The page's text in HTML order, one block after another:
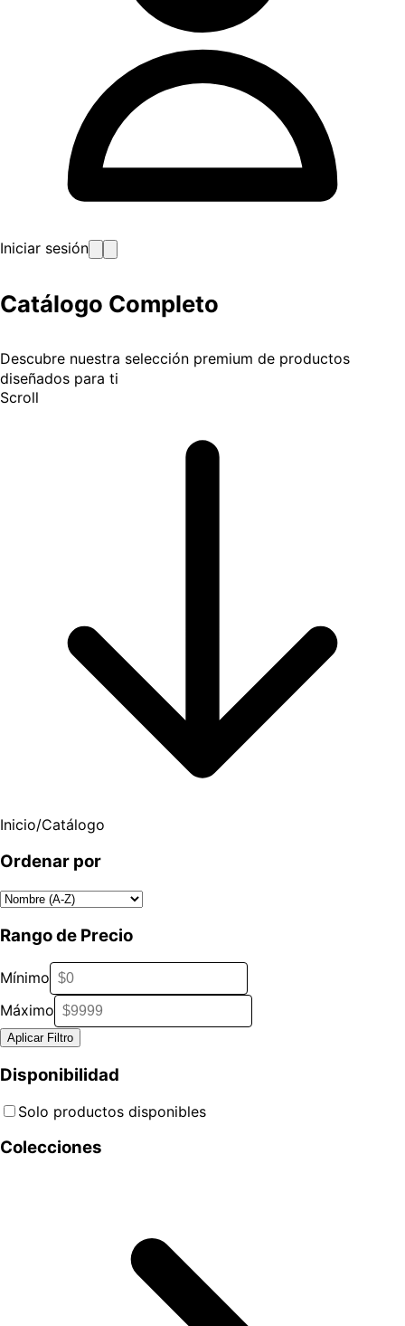
Iniciar sesión
Catálogo Completo
Descubre nuestra selección premium de productos
diseñados para ti
Scroll
Inicio/Catálogo
Ordenar por
Rango de Precio
Mínimo
Máximo
Aplicar Filtro
Disponibilidad
Solo productos disponibles
Colecciones